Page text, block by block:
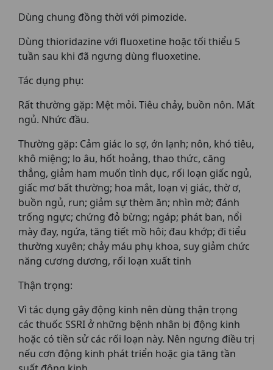
Dùng chung đồng thời với pimozide.
Dùng thioridazine với fluoxetine hoặc tối thiểu 5
tuần sau khi đã ngưng dùng fluoxetine.
Tác dụng phụ:
Rất thường gặp: Mệt mỏi. Tiêu chảy, buồn nôn. Mất
ngủ. Nhức đầu.
Thường gặp: Cảm giác lo sợ, ớn lạnh; nôn, khó tiêu,
khô miệng; lo âu, hốt hoảng, thao thức, căng
thẳng, giảm ham muốn tình dục, rối loạn giấc ngủ,
giấc mơ bất thường; hoa mắt, loạn vị giác, thờ ơ,
buồn ngủ, run; giảm sự thèm ăn; nhìn mờ; đánh
trống ngực; chứng đỏ bừng; ngáp; phát ban, nổi
mày đay, ngứa, tăng tiết mồ hôi; đau khớp; đi tiểu
thường xuyên; chảy máu phụ khoa, suy giảm chức
năng cương dương, rối loạn xuất tinh
Thận trọng:
Vì tác dụng gây động kinh nên dùng thận trọng
các thuốc SSRI ở những bệnh nhân bị động kinh
hoặc có tiền sử các rối loạn này. Nên ngưng điều trị
nếu cơn động kinh phát triển hoặc gia tăng tần